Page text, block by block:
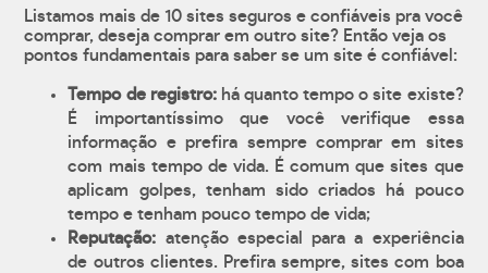
Listamos mais de 10 sites seguros e confiáveis pra você
comprar, deseja comprar em outro site? Então veja os
pontos fundamentais para saber se um site é confiável:
Tempo de registro:há quanto tempo o site existe?
É importantíssimo que você verifique essa
informação e prefira sempre comprar em sites
com mais tempo de vida. É comum que sites que
aplicam golpes, tenham sido criados há pouco
tempo e tenham pouco tempo de vida;
Reputação: atenção especial para a experiência
de outros clientes. Prefira sempre, sites com boa